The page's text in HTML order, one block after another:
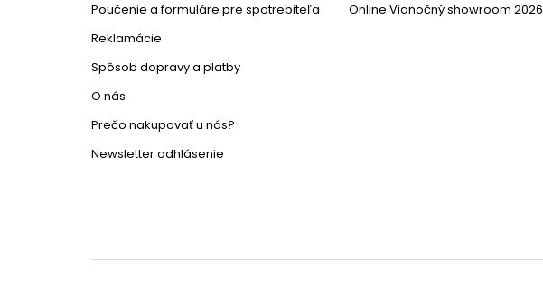
Poučenie a formuláre pre spotrebiteľa
Reklamácie
Spôsob dopravy a platby
O nás
Prečo nakupovať u nás?
Newsletter odhlásenie
Online Vianočný showroom 2026